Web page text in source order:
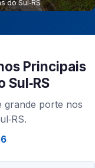
do Sul‑RS
Principais
Sul‑RS
grande porte nos